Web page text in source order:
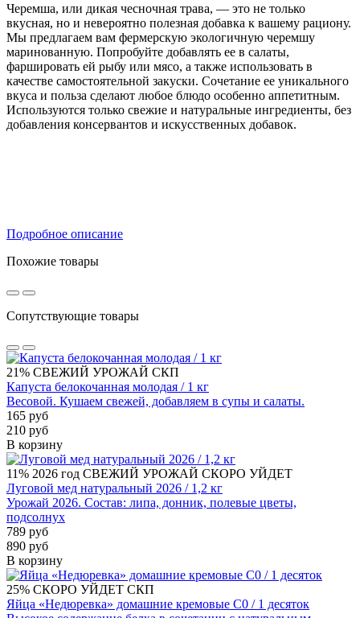
Черемша, или дикая чесночная трава, — это не только
вкусная, но и невероятно полезная добавка к вашему рациону.
Мы предлагаем вам фермерскую экологичную черемшу
маринованную. Попробуйте добавлять ее в салаты,
фаршировать ей рыбу или мясо, а также использовать в
качестве самостоятельной закуски. Сочетание ее уникального
вкуса и польза сделают любое блюдо особенно аппетитным.
Используются только свежие и натуральные ингредиенты, без
добавления консервантов и искусственных добавок.
Подробное описание
Похожие товары
Сопутствующие товары
21% СВЕЖИЙ УРОЖАЙ СКП
Капуста белокочанная молодая / 1 кг
Весовой. Кушаем свежей, добавляем в супы и салаты.
165 руб
210 руб
В корзину
11% 2026 год СВЕЖИЙ УРОЖАЙ СКОРО УЙДЕТ
Луговой мед натуральный 2026 / 1,2 кг
Урожай 2026. Состав: липа, донник, полевые цветы,
подсолнух
789 руб
890 руб
В корзину
25% СКОРО УЙДЕТ СКП
Яйца «Недюревка» домашние кремовые С0 / 1 десяток